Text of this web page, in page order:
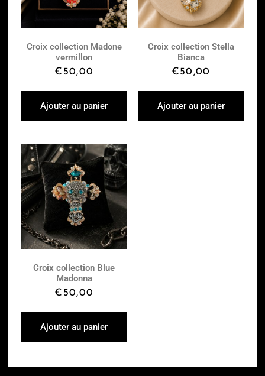
Croix collection Madone
vermillon
€ 50,00
Ajouter au panier
Croix collection Stella
Bianca
€50,00
Ajouter au panier
Croix collection Blue
Madonna
€ 50,00
Ajouter au panier